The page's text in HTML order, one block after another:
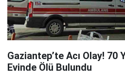
Gaziantep’te Acı Olay! 70
Evinde Ölü Bulundu